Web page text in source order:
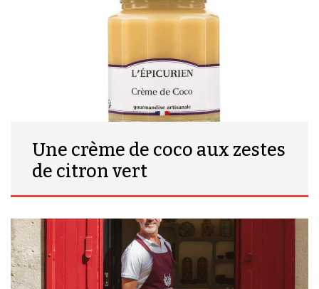
Une crème de coco aux zestes
de citron vert